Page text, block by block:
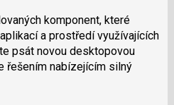
komponent, které
a prostředí využívajících
psát novou desktopovou
řešením nabízejícím silný